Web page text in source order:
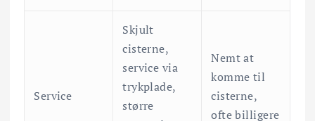
Service
Skjult
cisterne,
service via
trykplade,
større
Nemt at
komme til
cisterne,
ofte billigere